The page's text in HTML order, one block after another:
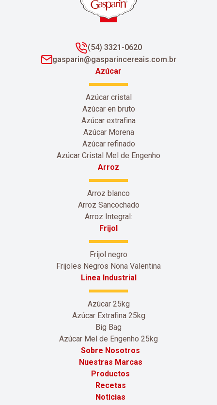
(54) 3321-0620
gasparin@gasparincereais.com.br
Azúcar
Azúcar cristal
Azúcar en bruto
Azúcar extrafina
Azúcar Morena
Azúcar refinado
Azúcar Cristal Mel de Engenho
Arroz
Arroz blanco
Arroz Sancochado
Arroz Integral:
Frijol
Frijol negro
Frijoles Negros Nona Valentina
Linea Industrial
Azúcar 25kg
Azúcar Extrafina 25kg
Big Bag
Azúcar Mel de Engenho 25kg
Sobre Nosotros
Nuestras Marcas
Productos
Recetas
Noticias